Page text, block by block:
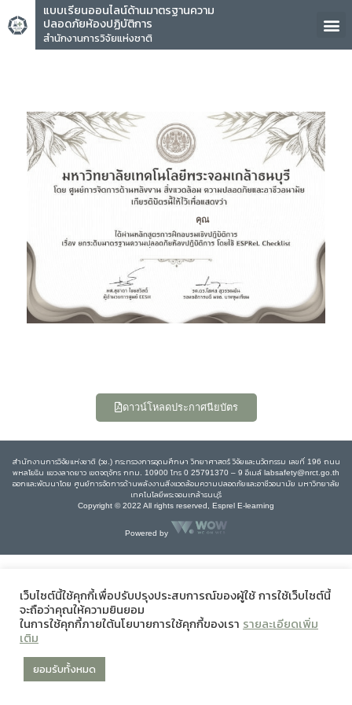
แบบเรียนออนไลน์ด้านมาตรฐานความ
ปลอดภัยห้องปฏิบัติการ
สำนักงานการวิจัยแห่งชาติ
คุณ
ดาวน์โหลดประกาศนียบัตร
สำนักงานการวิจัยแห่งชาติ (วช.) กระทรวงการอุดมศึกษา วิทยาศาสตร์ วิจัยและนวัตกรรม เลขที่ 196 ถนน
พหลโยธิน แขวงลาดยาว เขตจตุจักร กทม. 10900 โทร 0 25791370 – 9 อีเมล์ labsafety@nrct.go.th
ออกและพัฒนาโดย ศูนย์การจัดการด้านพลังงานสิ่งแวดล้อมความปลอดภัยและอาชีวอนามัย มหาวิทยาลัย
เทคโนโลยีพระจอมเกล้าธนบุรี
Copyright © 2022 All rights reserved, Esprel E-learning
Powered by
เว็บไซต์นี้ใช้คุกกี้เพื่อปรับปรุงประสบการณ์ของผู้ใช้ การใช้เว็บไซต์นี้
จะถือว่าคุณให้ความยินยอม
ในการใช้คุกกี้ภายใต้นโยบายการใช้คุกกี้ของเรา รายละเอียดเพิ่ม
เติม
ยอมรับทั้งหมด